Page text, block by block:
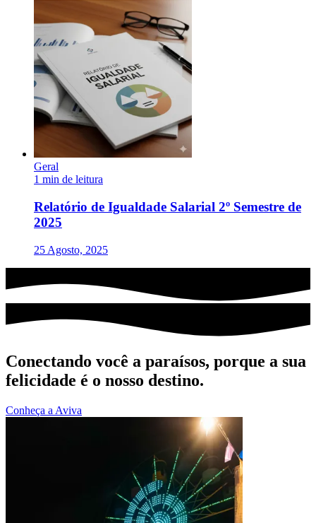
Geral
1 min de leitura
Relatório de Igualdade Salarial 2º Semestre de
2025
25 Agosto, 2025
Conectando você a paraísos, porque a sua
felicidade é o nosso destino.
Conheça a Aviva